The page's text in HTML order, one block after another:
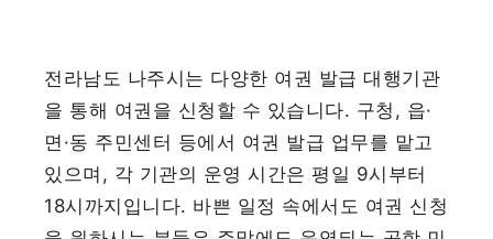
전라남도 나주시는 다양한 여권 발급 대행기관
을 통해 여권을 신청할 수 있습니다. 구청, 읍·
면·동 주민센터 등에서 여권 발급 업무를 맡고
있으며, 각 기관의 운영 시간은 평일 9시부터
18시까지입니다. 바쁜 일정 속에서도 여권 신청